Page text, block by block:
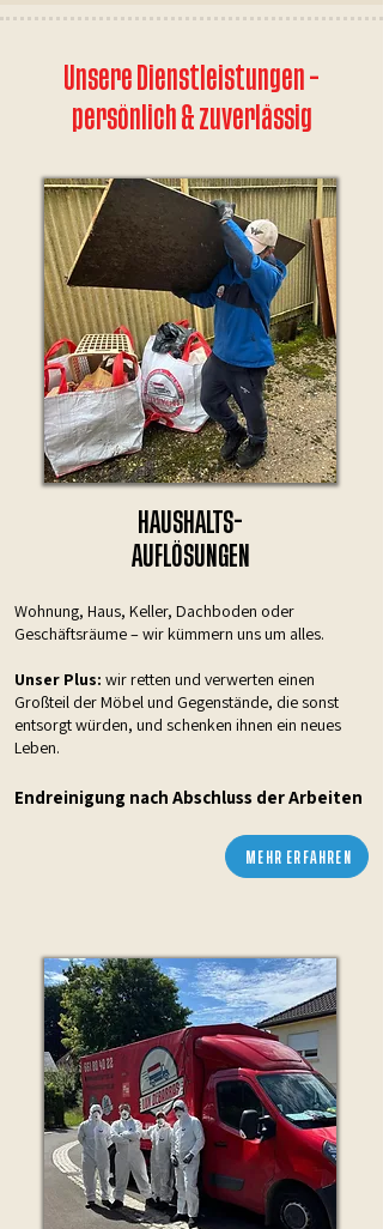
Unsere Dienstleistungen –
persönlich & zuverlässig
HAUSHALTS-
AUFLÖSUNGEN
Wohnung, Haus, Keller, Dachboden oder
Geschäftsräume – wir kümmern uns um alles.
Unser Plus: wir retten und verwerten einen
Großteil der Möbel und Gegenstände, die sonst
entsorgt würden, und schenken ihnen ein neues
Leben.
Endreinigung nach Abschluss der Arbeiten
MEHR ERFAHREN